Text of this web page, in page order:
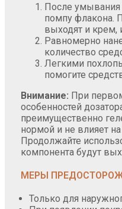
После умывания
помпу флакона.
выходят и крем,
Равномерно
количество
Легкими
помогите
Внимание: При
особенностей
преимущественно
нормой и не влияет на
Продолжайте
компонента будут
МЕРЫ
Только для